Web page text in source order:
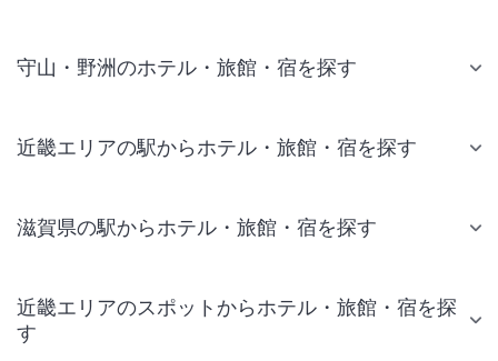
守山・野洲のホテル・旅館・宿を探す
近畿エリアの駅からホテル・旅館・宿を探す
滋賀県の駅からホテル・旅館・宿を探す
近畿エリアのスポットからホテル・旅館・宿を探
す